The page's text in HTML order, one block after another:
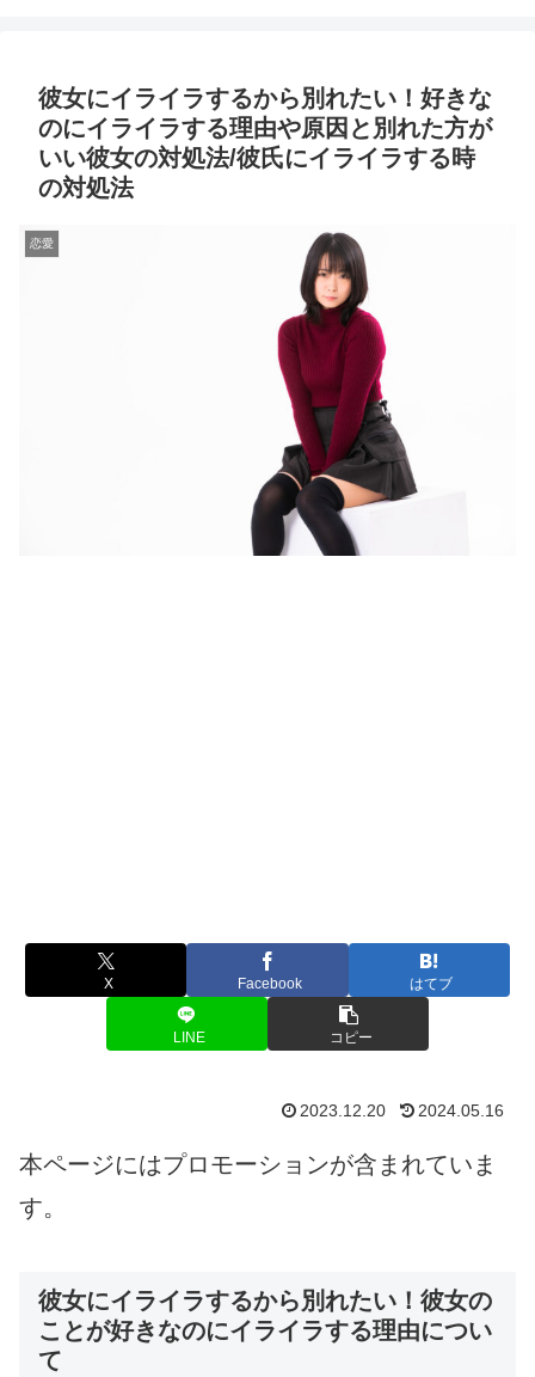
彼女にイライラするから別れたい！好きな
のにイライラする理由や原因と別れた方が
いい彼女の対処法/彼氏にイライラする時
の対処法
恋愛
X Facebook はてブ
LINE コピー
2023.12.20 2024.05.16
本ページにはプロモーションが含まれていま
す。
彼女にイライラするから別れたい！彼女の
ことが好きなのにイライラする理由につい
て